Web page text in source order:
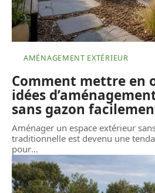
AMÉNAGEMENT EXTÉRIEUR
Comment mettre en
idées
sans gazon
Aménager un espace extérieur
traditionnelle est devenu une
pour…